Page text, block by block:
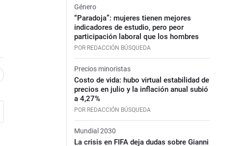
Género
“Paradoja”: mujeres tienen mejores
indicadores de estudio, pero peor
participación laboral que los hombres
POR REDACCIÓN BÚSQUEDA
Precios minoristas
Costo de vida: hubo virtual estabilidad de
precios en julio y la inflación anual subió
a 4,27%
POR REDACCIÓN BÚSQUEDA
Mundial 2030
La crisis en FIFA deja dudas sobre Gianni